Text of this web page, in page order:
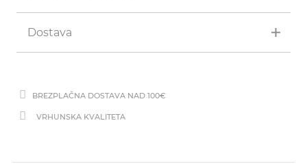
Dostava
BREZPLAČNA DOSTAVA NAD 100€
VRHUNSKA KVALITETA